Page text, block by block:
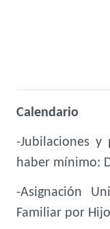
Calendario
-Jubilaciones
haber mínimo:
-Asignación
Familiar por